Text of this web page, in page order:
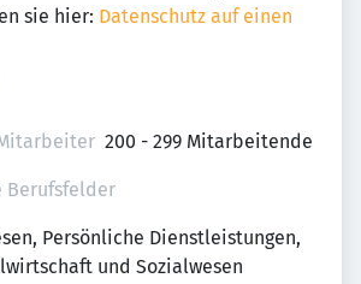
sie hier: Datenschutz auf einen
200 - 299 Mitarbeitende
Berufsfelder
Persönliche Dienstleistungen,
und Sozialwesen